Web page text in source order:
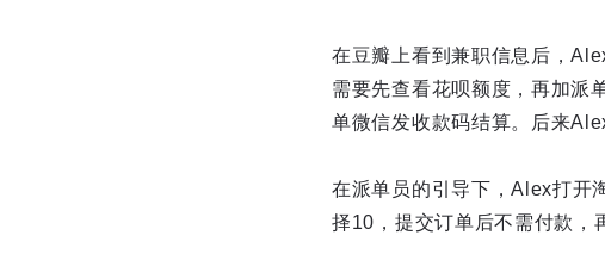
在豆瓣上看到兼职信息后，
需要先查看花呗额度，再加派
单微信发收款码结算。后来
在派单员的引导下，Alex打开
择10，提交订单后不需付款，